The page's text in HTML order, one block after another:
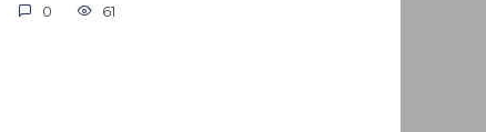
0 61